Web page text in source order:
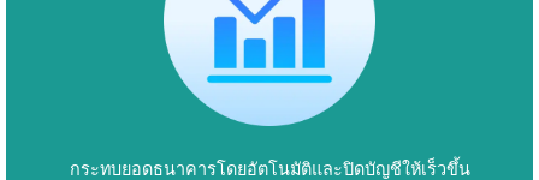
กระทบยอดธนาคารโดยอัตโนมัติและปิดบัญชีให้เร็วขึ้น